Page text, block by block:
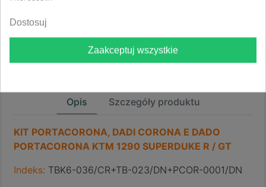
Bezpieczna wysyłka do Europy
Zerowy podatek VAT, cła i podatki celne
Opis Szczegóły produktu
KIT PORTACORONA, DADI CORONA E DADO
PORTACORONA KTM 1290 SUPERDUKE R / GT
Indeks: TBK6-036/CR+TB-023/DN+PCOR-0001/DN
Dostosuj
Zaakceptuj wszystkie